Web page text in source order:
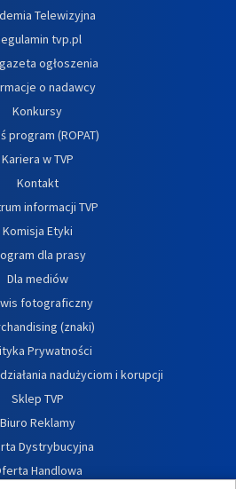
Telewizyjna
tvp.pl
ogłoszenia
o nadawcy
Konkursy
program (ROPAT)
Kariera w TVP
Kontakt
informacji TVP
Komisja Etyki
dla prasy
Dla mediów
fotograficzny
(znaki)
Prywatności
nadużyciom i korupcji
Sklep TVP
Biuro Reklamy
Dystrybucyjna
Handlowa